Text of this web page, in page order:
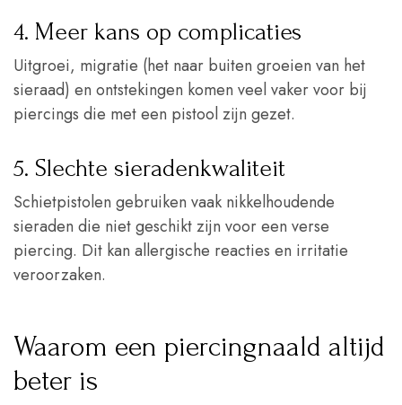
4. Meer kans op complicaties
Uitgroei, migratie (het naar buiten groeien van het
sieraad) en ontstekingen komen veel vaker voor bij
piercings die met een pistool zijn gezet.
5. Slechte sieradenkwaliteit
Schietpistolen gebruiken vaak nikkelhoudende
sieraden die niet geschikt zijn voor een verse
piercing. Dit kan allergische reacties en irritatie
veroorzaken.
Waarom een piercingnaald altijd
beter is